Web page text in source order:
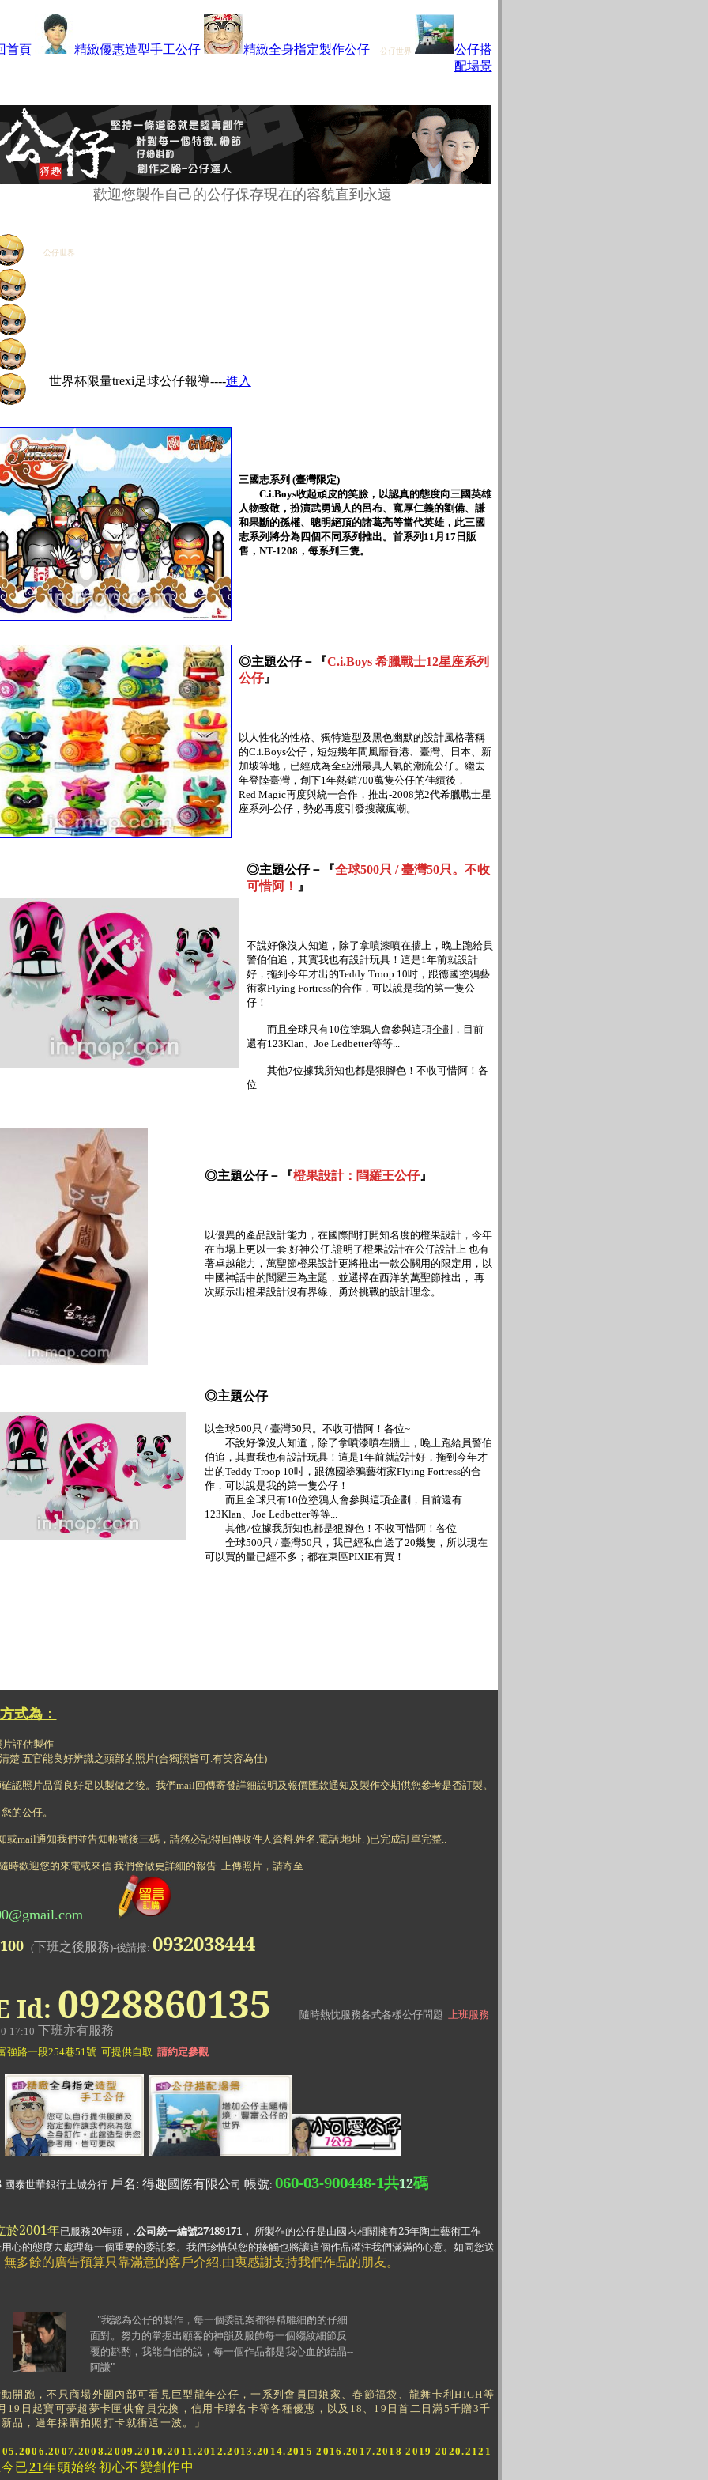
公仔製作 設計師。小時候我就喜歡捏陶，從看別人在捏 開始，我就迷上這有趣的玩泥巴遊戲自由捏塑，感受陶土和長玩的油土、黏土的不同，開始一
首頁 精緻優惠造型手工公仔 精緻全身指定製作公仔 公仔世界
公仔搭
配場景
歡迎您製作自己的公仔保存現在的容貌直到永遠
公仔世界
世界杯限量trexi足球公仔報導----進入
三國志系列 (臺灣限定)
C.i.Boys收起頑皮的笑臉，以認真的態度向三國英雄
人物致敬，扮演武勇過人的呂布、寬厚仁義的劉備、謙
和果斷的孫權、聰明絕頂的諸葛亮等當代英雄，此三國
志系列將分為四個不同系列推出。首系列11月17日販
售，NT-1208，每系列三隻。
◎主題公仔－『C.i.Boys 希臘戰士12星座系列
公仔』
以人性化的性格、獨特造型及黑色幽默的設計風格著稱
的C.i.Boys公仔，短短幾年間風靡香港、臺灣、日本、新
加坡等地，已經成為全亞洲最具人氣的潮流公仔。繼去
年登陸臺灣，創下1年熱銷700萬隻公仔的佳績後，
Red Magic再度與統一合作，推出-2008第2代希臘戰士星
座系列-公仔，勢必再度引發搜藏瘋潮。
◎主題公仔－『全球500只 / 臺灣50只。不收
可惜阿！ 』
不說好像沒人知道，除了拿噴漆噴在牆上，晚上跑給員
警伯伯追，其實我也有設計玩具！這是1年前就設計
好，拖到今年才出的Teddy Troop 10吋，跟德國塗鴉藝
術家Flying Fortress的合作，可以說是我的第一隻公
仔！
而且全球只有10位塗鴉人會參與這項企劃，目前
還有123Klan、Joe Ledbetter等等...
其他7位據我所知也都是狠腳色！不收可惜阿！各
位
◎主題公仔－『橙果設計：閰羅王公仔』
以優異的產品設計能力，在國際間打開知名度的橙果設計，今年
在市場上更以一套.好神公仔.證明了橙果設計在公仔設計上 也有
著卓越能力，萬聖節橙果設計更將推出一款公關用的限定用，以
中國神話中的閻羅王為主題，並選擇在西洋的萬聖節推出， 再
次顯示出橙果設計沒有界線、勇於挑戰的設計理念。
◎主題公仔
以全球500只 / 臺灣50只。不收可惜阿！各位~
不說好像沒人知道，除了拿噴漆噴在牆上，晚上跑給員警伯
伯追，其實我也有設計玩具！這是1年前就設計好，拖到今年才
出的Teddy Troop 10吋，跟德國塗鴉藝術家Flying Fortress的合
作，可以說是我的第一隻公仔！
而且全球只有10位塗鴉人會參與這項企劃，目前還有
123Klan、Joe Ledbetter等等...
其他7位據我所知也都是狠腳色！不收可惜阿！各位
全球500只 / 臺灣50只，我已經私自送了20幾隻，所以現在
可以買的量已經不多；都在東區PIXIE有買！
式為：
評估製作
楚.五官能良好辨識之頭部的照片(合獨照皆可.有笑容為佳)
認照片品質良好足以製做之後。我們mail回傳寄發詳細說明及報價匯款通知及製作交期供您參考是否訂製。
您的公仔。
mail通知我們並告知帳號後三碼，請務必記得回傳收件人資料.姓名.電話.地址. )已完成訂單完整..
時歡迎您的來電或來信.我們會做更詳細的報告 上傳照片，請寄至
(下班之後服務)-後請撥: 0932038444
Id: 0928860135 隨時熱忱服務各式各樣公仔問題
上班服務
17:10 下班亦有服務
強路一段254巷51號 可提供自取 請約定參觀
國泰世華銀行土城分行 戶名: 得趣國際有限公司 帳號: 060-03-900448-1共12碼
於2001年已服務20年頭， .公司統一編號27489171， 所製作的公仔是由國內相關擁有25年陶土藝術工作
心的態度去處理每一個重要的委託案。我們珍惜與您的接觸也將讓這個作品灌注我們滿滿的心意。如同您送
無多餘的廣告預算只靠滿意的客戶介紹.由衷感謝支持我們作品的朋友。
"我認為公仔的製作，每一個委託案都得精雕細酌的仔細
面對。努力的掌握出顧客的神韻及服飾每一個縐紋細節反
覆的斟酌，我能自信的說，每一個作品都是我心血的結晶--
阿謙"
開跑，不只商場外圍內部可看見巨型龍年公仔，一系列會員回娘家、春節福袋、龍舞卡利HIGH等
19日起寶可夢超夢卡匣供會員兌換，信用卡聯名卡等各種優惠，以及18、19日首二日滿5千贈3千
品，過年採購拍照打卡就衝這一波 。 」
2016.2017.2018 2019 2020.2121
已21年頭始終初心不變創作中